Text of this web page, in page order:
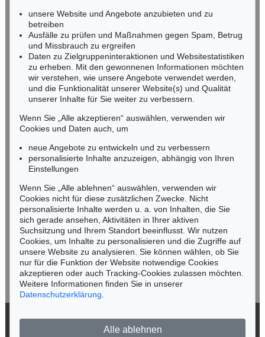
Miriam Heß
Tel.: +49 (0)62 21 58 80-038
Fax: +49 (0)62 21 58 80-595
infoheidelberg@kettererkunst.de
NORDDEUTSCHLAND
Nico Kassel, M.A.
Mobil: +49 (0)171 8618661
n.kassel@kettererkunst.de
Keine Auktion mehr verpassen!
Wir informieren Sie rechtzeitig.
Jetzt zum Newsletter anmelden >
unsere Website und Angebote anzubieten und zu
betreiben
Ausfälle zu prüfen und Maßnahmen gegen Spam, Betrug
und Missbrauch zu ergreifen
Daten zu Zielgruppeninteraktionen und Websitestatistiken
zu erheben. Mit den gewonnenen Informationen möchten
wir verstehen, wie unsere Angebote verwendet werden,
und die Funktionalität unserer Website(s) und Qualität
unserer Inhalte für Sie weiter zu verbessern.
Wenn Sie „Alle akzeptieren“ auswählen, verwenden wir
Cookies und Daten auch, um
neue Angebote zu entwickeln und zu verbessern
personalisierte Inhalte anzuzeigen, abhängig von Ihren
Einstellungen
Wenn Sie „Alle ablehnen“ auswählen, verwenden wir
Cookies nicht für diese zusätzlichen Zwecke. Nicht
personalisierte Inhalte werden u. a. von Inhalten, die Sie
sich gerade ansehen, Aktivitäten in Ihrer aktiven
Suchsitzung und Ihrem Standort beeinflusst. Wir nutzen
Cookies, um Inhalte zu personalisieren und die Zugriffe auf
unsere Website zu analysieren. Sie können wählen, ob Sie
nur für die Funktion der Website notwendige Cookies
akzeptieren oder auch Tracking-Cookies zulassen möchten.
Weitere Informationen finden Sie in unserer
Datenschutzerklärung
Alle ablehnen